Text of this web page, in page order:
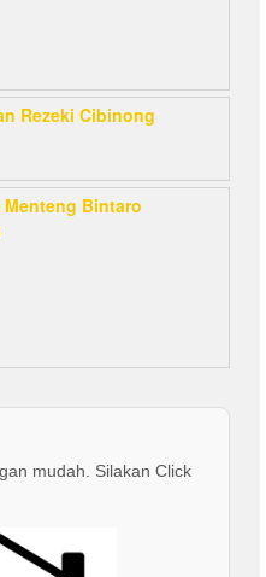
Rezeki Cibinong
Bintaro
mudah. Silakan Click